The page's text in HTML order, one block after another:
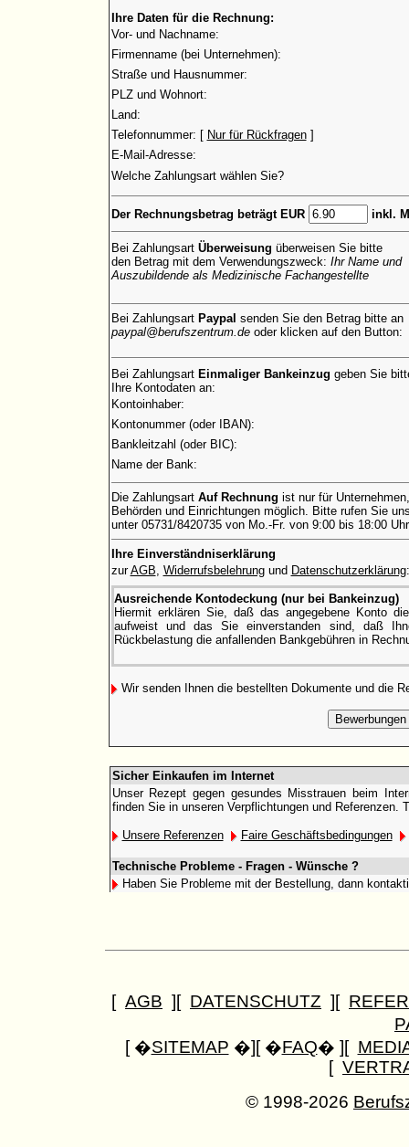
Ihre Daten für die Rechnung:
Vor- und Nachname:
Firmenname (bei Unternehmen):
Straße und Hausnummer:
PLZ und Wohnort:
Land:
Telefonnummer: [ Nur für Rückfragen]
E-Mail-Adresse:
Welche Zahlungsart wählen Sie?
Der Rechnungsbetrag beträgt EUR inkl.
Bei Zahlungsart Überweisung überweisen Sie bitte
den Betrag mit dem Verwendungszweck: Ihr Name und
Auszubildende als Medizinische Fachangestellte
Bei Zahlungsart Paypal senden Sie den Betrag bitte an
paypal@berufszentrum.deoder klicken auf den Button:
Bei Zahlungsart Einmaliger Bankeinzug geben Sie
Ihre Kontodaten an:
Kontoinhaber:
Kontonummer (oder IBAN):
Bankleitzahl (oder BIC):
Name der Bank:
Die Zahlungsart Auf Rechnung ist nur für Unternehmen,
Behörden und Einrichtungen möglich. Bitte rufen Sie
unter 05731/8420735 von Mo.-Fr. von 9:00 bis 18:00
Ihre Einverständniserklärung
zurAGB, Widerrufsbelehrungund Datenschutzerklärung:
Ausreichende Kontodeckung (nur bei Bankeinzug)
Hiermit erklären Sie, daß das angegebene Konto
aufweist und das Sie einverstanden sind, daß
Rückbelastung die anfallenden Bankgebühren in
Wir senden Ihnen die bestellten Dokumente und die
Sicher Einkaufen im Internet
Unser Rezept gegen gesundes Misstrauen beim
finden Sie in unseren Verpflichtungen und Referenzen.
Unsere Referenzen Faire Geschäftsbedingungen
Technische Probleme - Fragen - Wünsche ?
Haben Sie Probleme mit der Bestellung, dann
[ AGB ][ DATENSCHUTZ ][
[ �SITEMAP �][ �FAQ� ][
[
© 1998-2026